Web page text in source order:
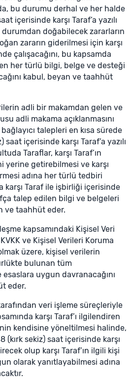
bu durumu derhal ve her halde
içerisinde karşı Taraf’a yazılı
doğabilecek zararların
zararın giderilmesi için karşı
çalışacağını, bu kapsamda
her türlü bilgi, belge ve desteği
kabul, beyan ve taahhüt
adli bir makamdan gelen ve
adli makama açıklanmasını
talepleri en kısa sürede
içerisinde karşı Taraf’a yazılı
Taraflar, karşı Taraf’ın
yerine getirebilmesi ve karşı
adına her türlü tedbiri
karşı Taraf ile işbirliği içerisinde
talep edilen bilgi ve belgeleri
ve taahhüt eder.
kapsamındaki Kişisel Veri
ve Kişisel Verileri Koruma
üzere, kişisel verilerin
bulunan tüm
uygun davranacağını
eder.
veri işleme süreçleriyle
karşı Taraf’ı ilgilendiren
kendisine yöneltilmesi halinde,
(kırk sekiz) saat içerisinde karşı
olup karşı Taraf’ın ilgili kişi
olarak yanıtlayabilmesi adına